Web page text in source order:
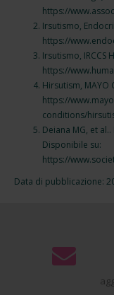
https://
Irsutismo,
https://
Irsutismo, IRCCS
https://
Hirsutism, MAYO
https://
conditions/
Deiana MG, et
Disponibile su:
https://
Data di pubblicazione: